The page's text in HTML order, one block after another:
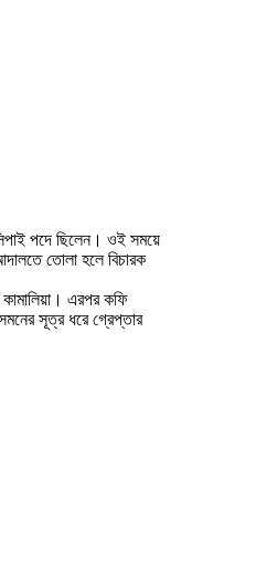
পদে ছিলেন। ওই সময়ে
তোলা হলে বিচারক
এরপর কফি
সূত্র ধরে গ্রেপ্তার